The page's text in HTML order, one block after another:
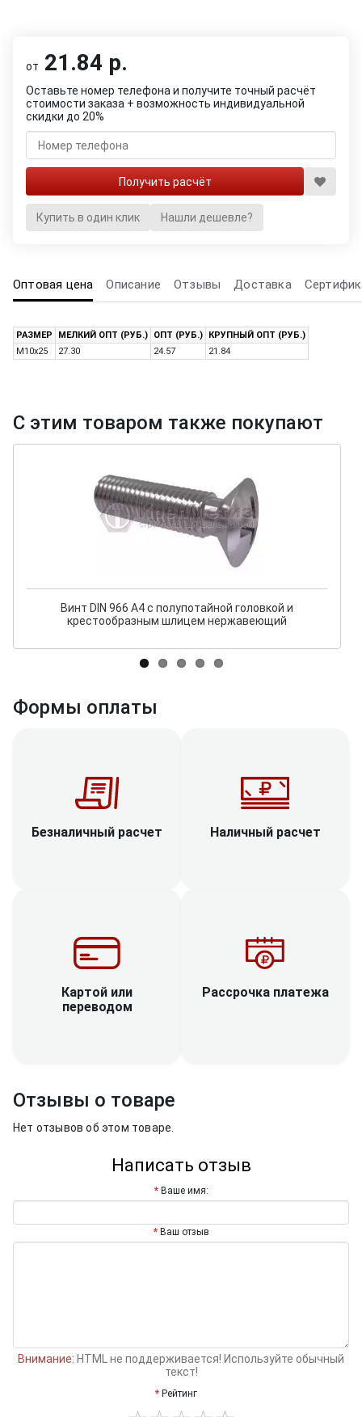
от 21.84 р.
Оставьте номер телефона и получите точный расчёт
стоимости заказа + возможность индивидуальной
скидки до 20%
Купить в один клик Нашли дешевле?
Оптовая цена Описание Отзывы Доставка
РАЗМЕР МЕЛКИЙ ОПТ (РУБ.) ОПТ (РУБ.)
КРУПНЫЙ ОПТ (РУБ.)
M10x25
27.30 24.57 21.84
С этим товаром также покупают
Винт DIN 966 A4 с полупотайной головкой и
крестообразным шлицем нержавеющий
Формы оплаты
Безналичный расчет Наличный расчет
Картой или
переводом
Рассрочка платежа
Отзывы о товаре
Нет отзывов об этом товаре.
Написать отзыв
Ваше имя:
Ваш отзыв
Внимание: HTML не поддерживается! Используйте обычный
текст!
Рейтинг